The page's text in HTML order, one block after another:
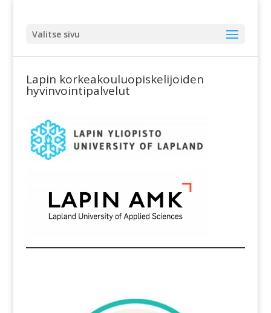
Valitse sivu
Lapin korkeakouluopiskelijoiden
hyvinvointipalvelut